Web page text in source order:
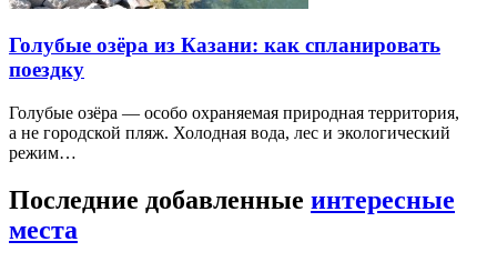
Голубые озёра из Казани: как спланировать
поездку
Голубые озёра — особо охраняемая природная территория,
а не городской пляж. Холодная вода, лес и экологический
режим…
Последние добавленные интересные
места